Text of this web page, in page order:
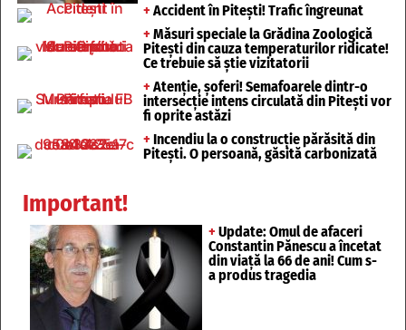
+ Accident în Pitești! Trafic îngreunat
+ Măsuri speciale la Grădina Zoologică
Pitești din cauza temperaturilor ridicate!
Ce trebuie să știe vizitatorii
+ Atenție, șoferi! Semafoarele dintr-o
intersecție intens circulată din Pitești vor
fi oprite astăzi
+ Incendiu la o construcție părăsită din
Pitești. O persoană, găsită carbonizată
Important!
+ Update: Omul de afaceri
Constantin Pănescu a încetat
din viață la 66 de ani! Cum s-
a produs tragedia